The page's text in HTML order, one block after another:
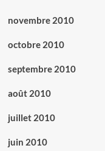
novembre 2010
octobre 2010
septembre 2010
août 2010
juillet 2010
juin 2010